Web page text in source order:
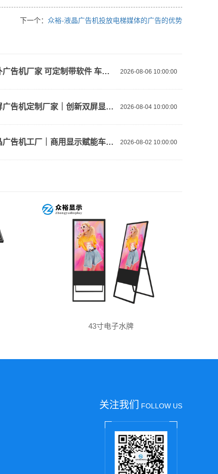
下一个： 众裕-液晶广告机投放电梯媒体的广告的优势
2026-08-06 10:00:00
众裕室外广告机厂家 可定制带软件 车站景区户外场景方案
2026-08-04 10:00:00
众裕双屏广告机定制厂家｜创新双屏显示，赋能车站、景区、酒店数字化展示
2026-08-02 10:00:00
众裕液晶广告机工厂｜商用显示赋能车站、景区、酒店数字化升级
43寸电子水牌
关注我们 FOLLOW US